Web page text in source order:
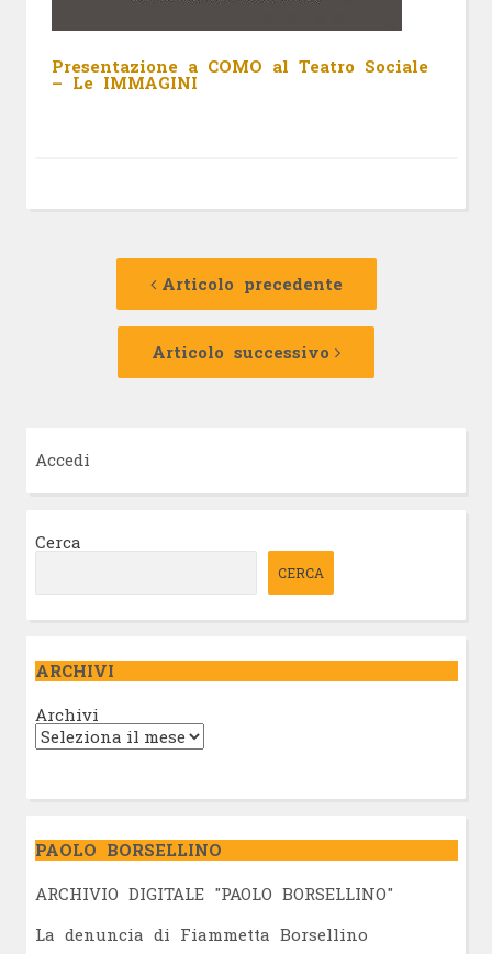
Presentazione a COMO al Teatro Sociale
– Le IMMAGINI
Navigazione
Articolo precedente
Articolo
Articolo successivo
Articolo
Accedi
Cerca
CERCA
ARCHIVI
Archivi
PAOLO BORSELLINO
ARCHIVIO DIGITALE "PAOLO BORSELLINO"
La denuncia di Fiammetta Borsellino